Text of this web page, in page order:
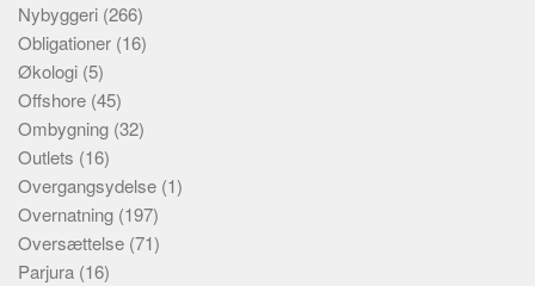
Nybyggeri (266)
Obligationer (16)
Økologi (5)
Offshore (45)
Ombygning (32)
Outlets (16)
Overgangsydelse (1)
Overnatning (197)
Oversættelse (71)
Parjura (16)